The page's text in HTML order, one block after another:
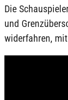
Die
und
widerfahren,